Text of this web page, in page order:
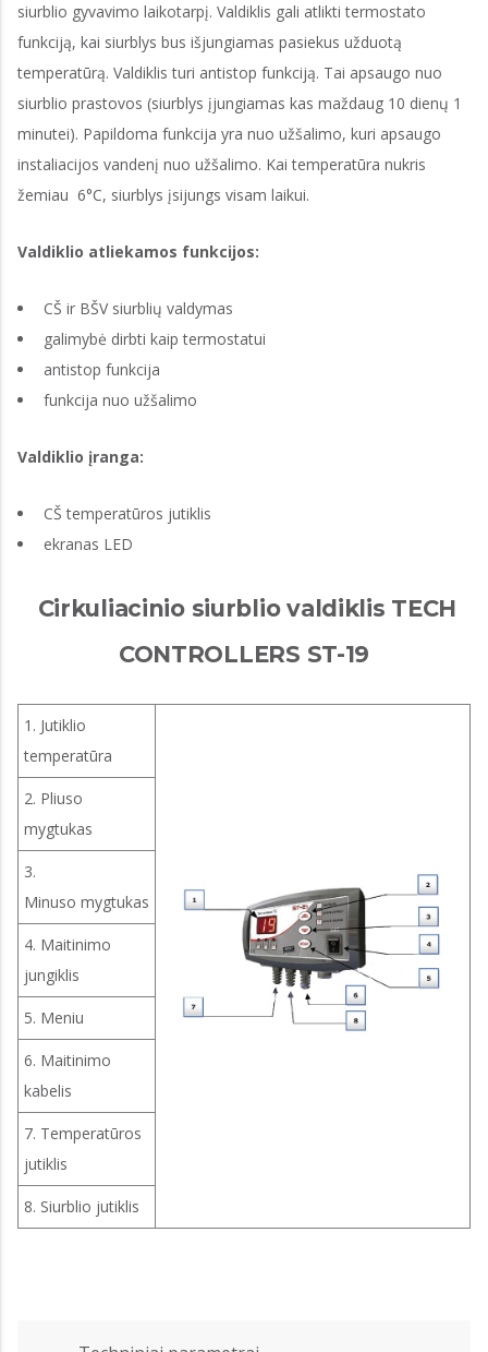
siurblio gyvavimo laikotarpį. Valdiklis gali atlikti termostato
funkciją, kai siurblys bus išjungiamas pasiekus užduotą
temperatūrą. Valdiklis turi antistop funkciją. Tai apsaugo nuo
siurblio prastovos (siurblys įjungiamas kas maždaug 10 dienų 1
minutei). Papildoma funkcija yra nuo užšalimo, kuri apsaugo
instaliacijos vandenį nuo užšalimo. Kai temperatūra nukris
žemiau 6°C, siurblys įsijungs visam laikui.
Valdiklio atliekamos funkcijos:
CŠ ir BŠV siurblių valdymas
galimybė dirbti kaip termostatui
antistop funkcija
funkcija nuo užšalimo
Valdiklio įranga:
CŠ temperatūros jutiklis
ekranas LED
Cirkuliacinio siurblio valdiklis TECH
CONTROLLERS ST-19
1. Jutiklio
temperatūra
2. Pliuso
mygtukas
3.
Minuso mygtukas
4. Maitinimo
jungiklis
5. Meniu
6. Maitinimo
kabelis
7. Temperatūros
jutiklis
8. Siurblio jutiklis